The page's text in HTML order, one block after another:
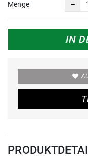
Menge
IN